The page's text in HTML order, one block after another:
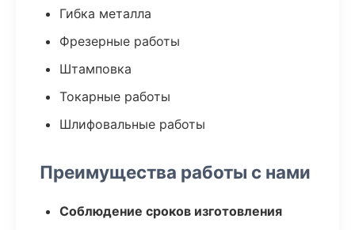
Гибка металла
Фрезерные работы
Штамповка
Токарные работы
Шлифовальные работы
Преимущества работы с нами
Соблюдение сроков изготовления